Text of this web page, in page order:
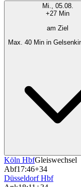
Mi., 05.08.
+27 Min
am Ziel
Max. 40 Min in
Köln HbfGleiswechsel
Abf17:46+34
Düsseldorf Hbf